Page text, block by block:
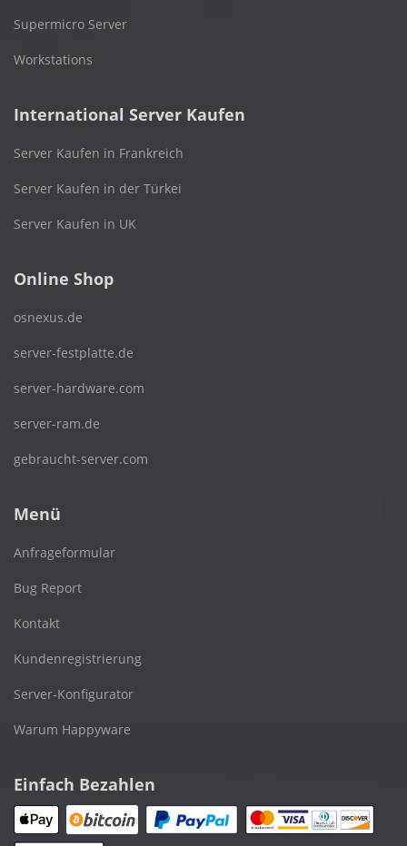
Supermicro Server
Workstations
International Server Kaufen
Server Kaufen in Frankreich
Server Kaufen in der Türkei
Server Kaufen in UK
Online Shop
osnexus.de
server-festplatte.de
server-hardware.com
server-ram.de
gebraucht-server.com
Menü
Anfrageformular
Bug Report
Kontakt
Kundenregistrierung
Server-Konfigurator
Warum Happyware
Einfach Bezahlen